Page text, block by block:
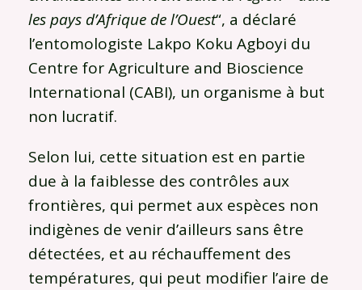
les pays d’Afrique de l’Ouest“, a déclaré
l’entomologiste Lakpo Koku Agboyi du
Centre for Agriculture and Bioscience
International (CABI), un organisme à but
non lucratif.
Selon lui, cette situation est en partie
due à la faiblesse des contrôles aux
frontières, qui permet aux espèces non
indigènes de venir d’ailleurs sans être
détectées, et au réchauffement des
températures, qui peut modifier l’aire de